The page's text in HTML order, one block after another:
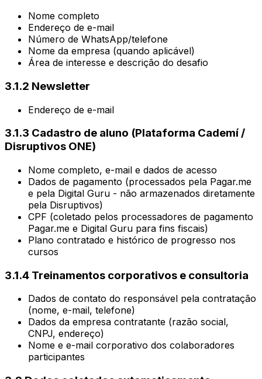
Nome completo
Endereço de e-mail
Número de WhatsApp/telefone
Nome da empresa (quando aplicável)
Área de interesse e descrição do desafio
3.1.2 Newsletter
Endereço de e-mail
3.1.3 Cadastro de aluno (Plataforma Cademí /
Disruptivos ONE)
Nome completo, e-mail e dados de acesso
Dados de pagamento (processados pela Pagar.me
e pela Digital Guru - não armazenados diretamente
pela Disruptivos)
CPF (coletado pelos processadores de pagamento
Pagar.me e Digital Guru para fins fiscais)
Plano contratado e histórico de progresso nos
cursos
3.1.4 Treinamentos corporativos e consultoria
Dados de contato do responsável pela contratação
(nome, e-mail, telefone)
Dados da empresa contratante (razão social,
CNPJ, endereço)
Nome e e-mail corporativo dos colaboradores
participantes